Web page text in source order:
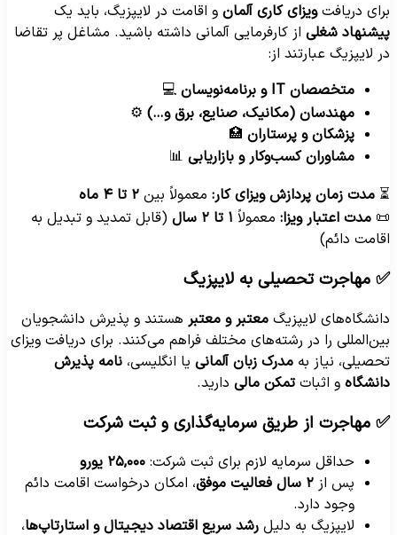
دریافتویزای کاری آلمانو اقامت در لایپزیگ، باید یک
شغلیاز کارفرمایی آلمانی داشته باشید. مشاغل پر تقاضا
لایپزیگ عبارتند از:
متخصصان IT و برنامه‌نویسان
💻
مهندسان (مکانیک، صنایع، برق و…)⚙️
پزشکان و پرستاران🏥
مشاوران کسب‌وکار و بازاریابی📊
مدت زمان پردازش ویزای کار:معمولاً بین۲ تا ۴ ماه
مدت اعتبار ویزا:معمولاً۱ تا ۲ سال
(قابل تمدید و تبدیل به
دائم)
مهاجرت تحصیلی به لایپزیگ
لایپزیگمعتبر و معتبرهستند و پذیرش دانشجویان
را در رشته‌های مختلف فراهم می‌کنند. برای دریافت ویزای
نیاز بهمدرک زبان آلمانییا انگلیسی،نامه پذیرش
و اثباتتمکن مالیدارید.
مهاجرت از طریق سرمایه‌گذاری و ثبت شرکت
حداقل سرمایه لازم برای ثبت شرکت:۲۵,۰۰۰ یورو
پس از۲ سال فعالیت موفق
، امکان درخواست اقامت دائم
وجود دارد.
لایپزیگ به دلیلرشد سریع اقتصاد دیجیتال و استارتاپ‌ها،